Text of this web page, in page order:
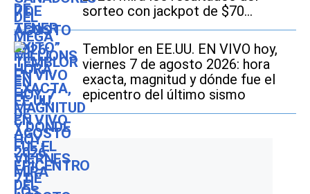
sorteo con jackpot de $70
millones en EE.UU.
Temblor en EE.UU. EN VIVO hoy,
viernes 7 de agosto 2026: hora
exacta, magnitud y dónde fue el
epicentro del último sismo